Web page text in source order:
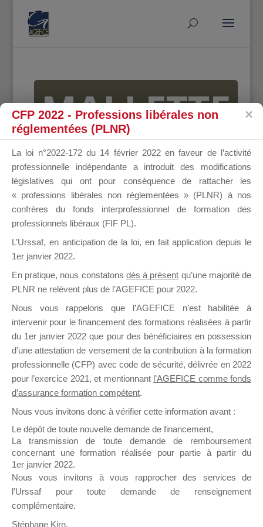
MALLETTE
DU
DIRIGEANT
il y a un mois
Ce groupe est destiné aux Organismes de
Formation qui souhaitent répondre à l’Appel à
Propositions Mallette du Dirigeant.
Ce groupe propose un forum dédié au support
sur lequel il est possible de laisser un message
ou poser une question.
NB : Il est nécessaire d’être
pouvoir rejoindre ce groupe
CFP 2022 - Professions libérales non
réglementées (PLNR)
La loi n°2022-172 du 14 février 2022 en faveur de l’activité
professionnelle indépendante a introduit des modifications
législatives qui ont pour conséquence de rattacher les
« professions libérales non réglementées » (PLNR) à nos
confrères du fonds interprofessionnel de formation des
professionnels libéraux (FIF PL).
L’Urssaf, en anticipation de la loi, en fait application depuis le
1er janvier 2022.
En pratique, nous constatons dès à présent qu’une majorité de
PLNR ne relèvent plus de l’AGEFICE pour 2022.
Nous vous rappelons que l’AGEFICE n’est habilitée à
intervenir pour le financement des formations réalisées à partir
du 1er janvier 2022 que pour des bénéficiaires en possession
d’une attestation de versement de la contribution à la formation
professionnelle (CFP) avec code de sécurité, délivrée en 2022
pour l’exercice 2021, et mentionnant l’AGEFICE comme fonds
d’assurance formation compétent.
Nous vous invitons donc à vérifier cette information avant :
Le dépôt de toute nouvelle demande de financement,
La transmission de toute demande de remboursement
concernant une formation réalisée pour partie à partir du
1er janvier 2022.
Nous vous invitons à vous rapprocher des services de
l’Urssaf pour toute demande de renseignement
complémentaire.
Stéphane Kirn,